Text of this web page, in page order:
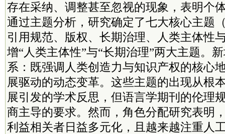
存在采纳、调整甚至忽视的现象，表明个
通过主题分析，研究确定了七大核心主题
引用规范、版权、长期治理、人类主体性
增“人类主体性”与“长期治理”两大主题。
系：既强调人类创造力与知识产权的核心
展驱动的动态变革。这些主题的出现从根
展引发的学术反思，但语言学期刊的伦理
商主导的要求。然而，角色分配研究表明
利益相关者日益多元化，且越来越注重人